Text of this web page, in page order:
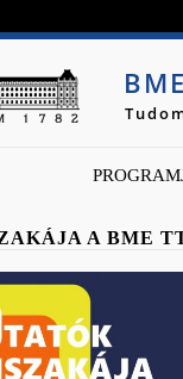
A BME